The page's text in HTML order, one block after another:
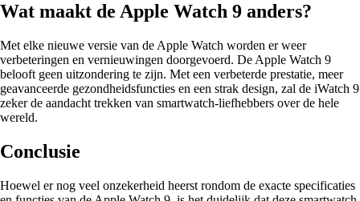
Wat maakt de Apple Watch 9 anders?
Met elke nieuwe versie van de Apple Watch worden er weer
verbeteringen en vernieuwingen doorgevoerd. De Apple Watch 9
belooft geen uitzondering te zijn. Met een verbeterde prestatie, meer
geavanceerde gezondheidsfuncties en een strak design, zal de iWatch 9
zeker de aandacht trekken van smartwatch-liefhebbers over de hele
wereld.
Conclusie
Hoewel er nog veel onzekerheid heerst rondom de exacte specificaties